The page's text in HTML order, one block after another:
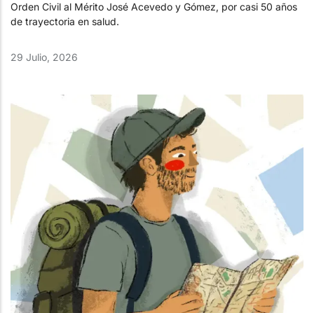
Orden Civil al Mérito José Acevedo y Gómez, por casi 50 años
de trayectoria en salud.
29 Julio, 2026